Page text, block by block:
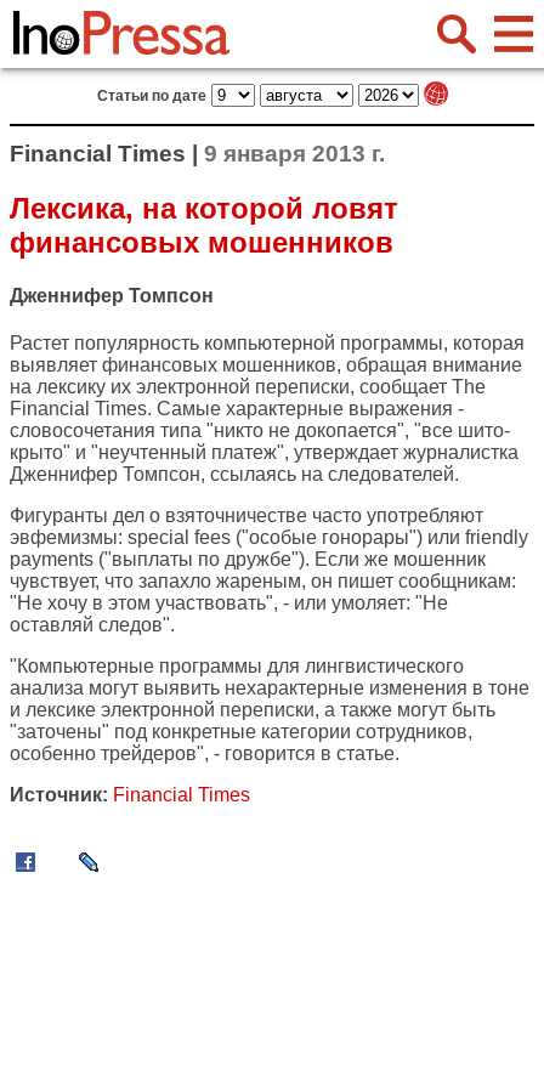
Статьи по дате
Financial Times | 9 января 2013 г.
Лексика, на которой ловят
финансовых мошенников
Дженнифер Томпсон
Растет популярность компьютерной программы, которая
выявляет финансовых мошенников, обращая внимание
на лексику их электронной переписки, сообщает The
Financial Times. Самые характерные выражения -
словосочетания типа "никто не докопается", "все шито-
крыто" и "неучтенный платеж", утверждает журналистка
Дженнифер Томпсон, ссылаясь на следователей.
Фигуранты дел о взяточничестве часто употребляют
эвфемизмы: special fees ("особые гонорары") или friendly
payments ("выплаты по дружбе"). Если же мошенник
чувствует, что запахло жареным, он пишет сообщникам:
"Не хочу в этом участвовать", - или умоляет: "Не
оставляй следов".
"Компьютерные программы для лингвистического
анализа могут выявить нехарактерные изменения в тоне
и лексике электронной переписки, а также могут быть
"заточены" под конкретные категории сотрудников,
особенно трейдеров", - говорится в статье.
Источник: Financial Times